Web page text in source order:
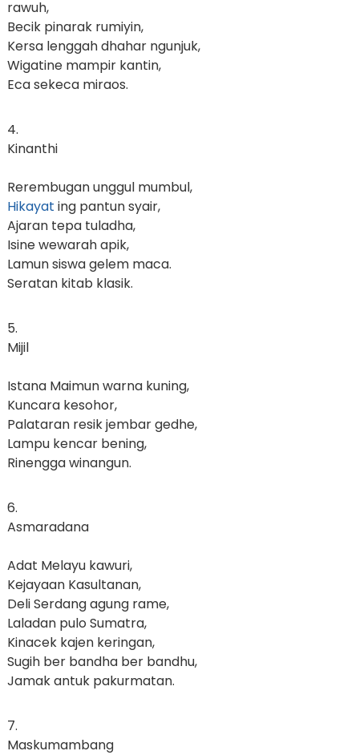
rawuh,
Becik pinarak rumiyin,
Kersa lenggah dhahar ngunjuk,
Wigatine mampir kantin,
Eca sekeca miraos.
4.
Kinanthi
Rerembugan unggul mumbul,
Hikayat ing pantun syair,
Ajaran tepa tuladha,
Isine wewarah apik,
Lamun siswa gelem maca.
Seratan kitab klasik.
5.
Mijil
Istana Maimun warna kuning,
Kuncara kesohor,
Palataran resik jembar gedhe,
Lampu kencar bening,
Rinengga winangun.
6.
Asmaradana
Adat Melayu kawuri,
Kejayaan Kasultanan,
Deli Serdang agung rame,
Laladan pulo Sumatra,
Kinacek kajen keringan,
Sugih ber bandha ber bandhu,
Jamak antuk pakurmatan.
7.
Maskumambang